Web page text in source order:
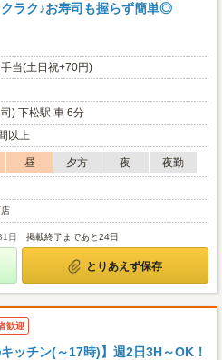
ラク♪お寿司も握らず簡単◎
当(土日祝+70円)
) 下松駅 車 6分
以上
昼 夕方 夜
夜勤
日 掲載終了まであと24日
とりあえず保存
歓迎
キッチン(～17時)】週2日3H～OK！